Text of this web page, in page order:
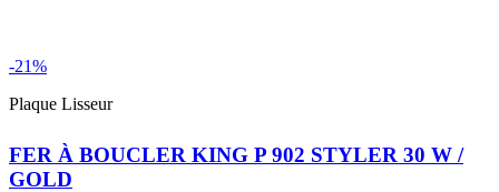
-21%
Plaque Lisseur
FER À BOUCLER KING P 902 STYLER 30 W /
GOLD